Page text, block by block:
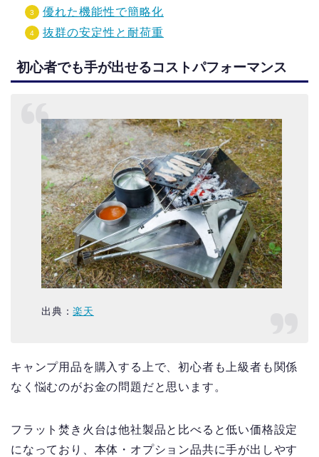
優れた機能性で簡略化
抜群の安定性と耐荷重
初心者でも手が出せるコストパフォーマンス
出典：楽天
キャンプ用品を購入する上で、初心者も上級者も関係
なく悩むのがお金の問題だと思います。
フラット焚き火台は他社製品と比べると低い価格設定
になっており、本体・オプション品共に手が出しやす